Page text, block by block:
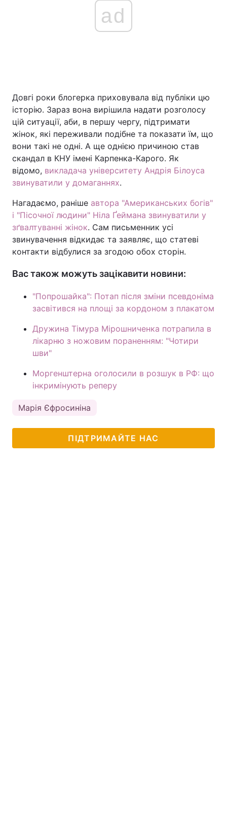
ad
Довгі роки блогерка приховувала від публіки цю
історію. Зараз вона вирішила надати розголосу
цій ситуації, аби, в першу чергу, підтримати
жінок, які переживали подібне та показати їм, що
вони такі не одні. А ще однією причиною став
скандал в КНУ імені Карпенка-Карого. Як
відомо, викладача університету Андрія Білоуса
звинуватили у домаганнях.
Нагадаємо, раніше автора "Американських богів"
і "Пісочної людини" Ніла Ґеймана звинуватили у
зґвалтуванні жінок. Сам письменник усі
звинувачення відкидає та заявляє, що статеві
контакти відбулися за згодою обох сторін.
Вас також можуть зацікавити новини:
"Попрошайка": Потап після зміни псевдоніма
засвітився на площі за кордоном з плакатом
Дружина Тімура Мірошниченка потрапила в
лікарню з ножовим пораненням: "Чотири
шви"
Моргенштерна оголосили в розшук в РФ: що
інкримінують реперу
Марія Єфросиніна
ПІДТРИМАЙТЕ НАС